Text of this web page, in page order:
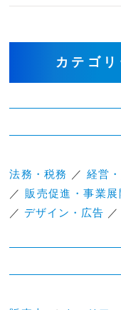
カテゴ
法務・税務 ／ 経営
／ 販売促進・事業展
／ デザイン・広告